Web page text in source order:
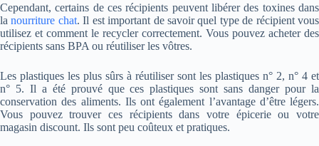
Cependant, certains de ces récipients peuvent libérer des toxines dans
lanourriture chat. Il est important de savoir quel type de récipient vous
utilisez et comment le recycler correctement. Vous pouvez acheter des
récipients sans BPA ou réutiliser les vôtres.
Les plastiques les plus sûrs à réutiliser sont les plastiques n° 2, n° 4 et
n° 5. Il a été prouvé que ces plastiques sont sans danger pour la
conservation des aliments. Ils ont également l’avantage d’être légers.
Vous pouvez trouver ces récipients dans votre épicerie ou votre
magasin discount. Ils sont peu coûteux et pratiques.